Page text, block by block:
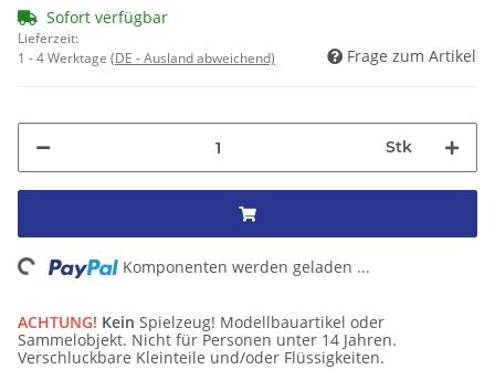
Sofort verfügbar
Lieferzeit:
1 - 4 Werktage (DE - Ausland abweichend) Frage zum Artikel
Stk
Komponenten werden geladen ...
ACHTUNG! Kein Spielzeug! Modellbauartikel oder
Sammelobjekt. Nicht für Personen unter 14 Jahren.
Verschluckbare Kleinteile und/oder Flüssigkeiten.